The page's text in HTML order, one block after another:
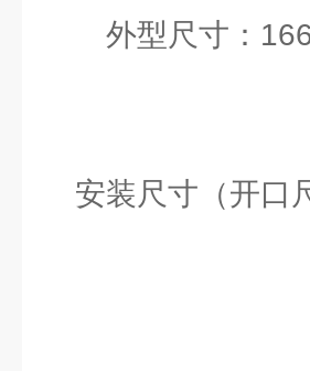
外型尺寸：
安装尺寸（开口